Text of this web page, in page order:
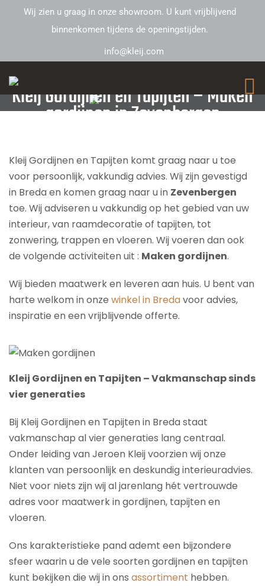
Wij zien u graag in onze showroom. U kunt vrijblijvend
binnenkomen tijdens de openingstijden.
info@kleij.com
Kleij Gordijnen en Tapijten – Maken
gordijnen in Zevenbergen
Kleij Gordijnen en Tapijten komt graag naar u toe
voor persoonlijk, vakkundig advies. Wij zijn gevestigd
in Breda en komen graag naar u in Zevenbergen
toe. Wij adviseren u vakkundig op het gebied van uw
interieur, van raamdecoratie of tapijten, tot
zonwering, trappen en vloeren. Wij voeren dan ook
de volgende activiteiten uit : Maken gordijnen.
Wij bieden maatwerk en leveren aan huis. U bent van
harte welkom in onze winkel in Bredavoor advies,
inspiratie en een vrijblijvende offerte.
Kleij Gordijnen en Tapijten – Vakmanschap sinds
vier generaties
Bij Kleij Gordijnen en Tapijten in Breda staat
vakmanschap al vier generaties lang centraal.
Onder leiding van Jeroen Kleij voorzien wij onze
klanten van persoonlijk en deskundig interieuradvies.
Niet voor niets zijn wij al jarenlang hét vertrouwde
adres voor maatwerk in gordijnen, tapijten en
vloeren.
Ons karakteristieke pand ademt een bijzondere
sfeer waarin u de vele soorten gordijnen en tapijten
kunt bekijken die wij in ons assortiment hebben.